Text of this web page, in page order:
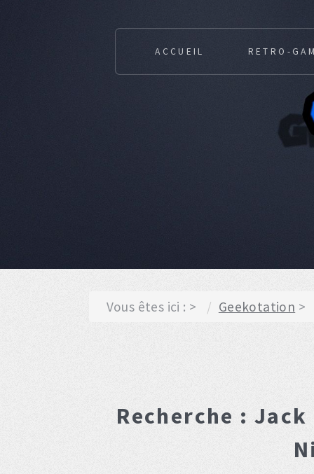
ACCUEIL RETRO-
Vous êtes ici : Geekotation
Recherche :Jack